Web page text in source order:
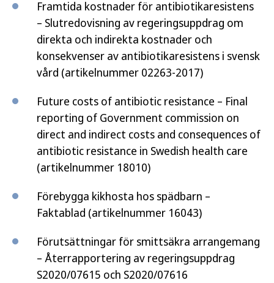
Framtida kostnader för antibiotikaresistens
– Slutredovisning av regeringsuppdrag om
direkta och indirekta kostnader och
konsekvenser av antibiotikaresistens i svensk
vård (artikelnummer 02263-2017)
Future costs of antibiotic resistance – Final
reporting of Government commission on
direct and indirect costs and consequences of
antibiotic resistance in Swedish health care
(artikelnummer 18010)
Förebygga kikhosta hos spädbarn –
Faktablad (artikelnummer 16043)
Förutsättningar för smittsäkra arrangemang
– Återrapportering av regeringsuppdrag
S2020/07615 och S2020/07616